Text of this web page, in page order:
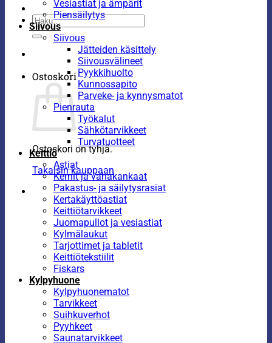
Etsi:
Ostoskori
Ostoskori on tyhjä.
Takaisin kauppaan
Vesiastiat ja ämpärit
Piensäilytys
Siivous
Siivous
Jätteiden käsittely
Siivousvälineet
Pyykkihuolto
Kunnossapito
Parveke- ja kynnysmatot
Pienrauta
Työkalut
Sähkötarvikkeet
Turvatuotteet
Keittiö
Astiat
Kernit ja vahakankaat
Pakastus- ja säilytysrasiat
Kertakäyttöastiat
Keittiötarvikkeet
Juomapullot ja vesiastiat
Kylmälaukut
Tarjottimet ja tabletit
Keittiötekstiilit
Fiskars
Kylpyhuone
Kylpyhuonematot
Tarvikkeet
Suihkuverhot
Pyyhkeet
Saunatarvikkeet